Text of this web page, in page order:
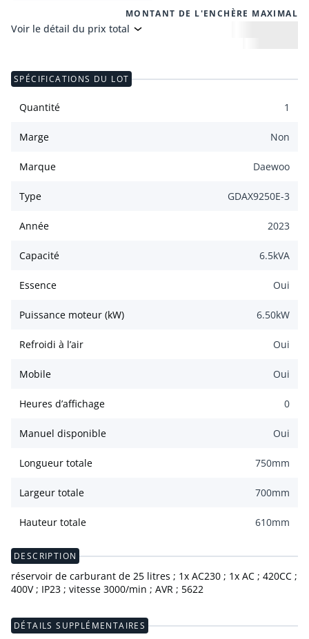
MONTANT DE L'ENCHÈRE MAXIMAL
Voir le détail du prix total
SPÉCIFICATIONS DU LOT
Quantité 1
Marge Non
Marque Daewoo
Type GDAX9250E-3
Année 2023
Capacité 6.5kVA
Essence Oui
Puissance moteur (kW) 6.50kW
Refroidi à l’air Oui
Mobile Oui
Heures d’affichage 0
Manuel disponible Oui
Longueur totale 750mm
Largeur totale 700mm
Hauteur totale 610mm
DESCRIPTION
réservoir de carburant de 25 litres ; 1x AC230 ; 1x AC ; 420CC ;
400V ; IP23 ; vitesse 3000/min ; AVR ; 5622
DÉTAILS SUPPLÉMENTAIRES